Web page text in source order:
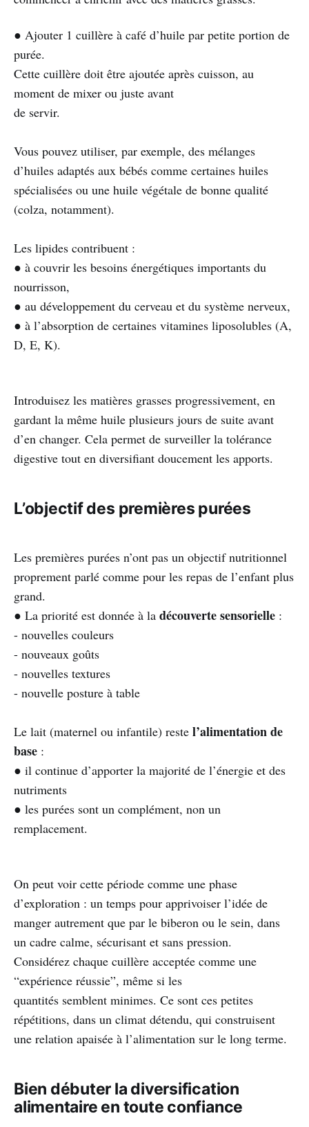
● Ajouter 1 cuillère à café d’huile par petite portion de
purée.
Cette cuillère doit être ajoutée après cuisson, au
moment de mixer ou juste avant
de servir.
Vous pouvez utiliser, par exemple, des mélanges
d’huiles adaptés aux bébés comme certaines huiles
spécialisées ou une huile végétale de bonne qualité
(colza, notamment).
Les lipides contribuent :
● à couvrir les besoins énergétiques importants du
nourrisson,
● au développement du cerveau et du système nerveux,
● à l’absorption de certaines vitamines liposolubles (A,
D, E, K).
Introduisez les matières grasses progressivement, en
gardant la même huile plusieurs jours de suite avant
d’en changer. Cela permet de surveiller la tolérance
digestive tout en diversifiant doucement les apports.
L’objectif des premières purées
Les premières purées n’ont pas un objectif nutritionnel
proprement parlé comme pour les repas de l’enfant plus
grand.
● La priorité est donnée à la découverte sensorielle :
- nouvelles couleurs
- nouveaux goûts
- nouvelles textures
- nouvelle posture à table
Le lait (maternel ou infantile) reste l’alimentation de
base :
● il continue d’apporter la majorité de l’énergie et des
nutriments
● les purées sont un complément, non un
remplacement.
On peut voir cette période comme une phase
d’exploration : un temps pour apprivoiser l’idée de
manger autrement que par le biberon ou le sein, dans
un cadre calme, sécurisant et sans pression.
Considérez chaque cuillère acceptée comme une
“expérience réussie”, même si les
quantités semblent minimes. Ce sont ces petites
répétitions, dans un climat détendu, qui construisent
une relation apaisée à l’alimentation sur le long terme.
Bien débuter la diversification
alimentaire en toute confiance